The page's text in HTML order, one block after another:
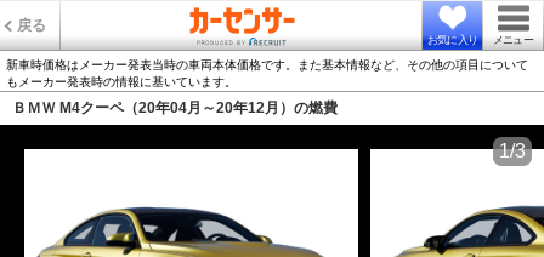
戻る
お気に入り メニュー
新車時価格はメーカー発表当時の車両本体価格です。また基本情報など、その他の項目について
もメーカー発表時の情報に基いています。
ＢＭＷ M4クーペ（20年04月～20年12月）の燃費
1/3